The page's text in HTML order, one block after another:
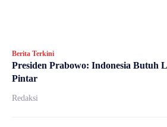
Berita Terkini
Presiden Prabowo: Indonesia Butuh
Pintar
Redaksi